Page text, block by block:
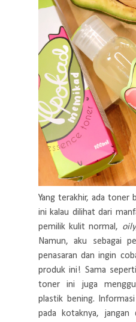
Yang terakhir, ada toner
ini kalau dilihat dari
pemilik kulit normal, oily
Namun, aku sebagai
penasaran dan ingin
produk ini! Sama
toner ini juga
plastik bening.
pada kotaknya, jangan